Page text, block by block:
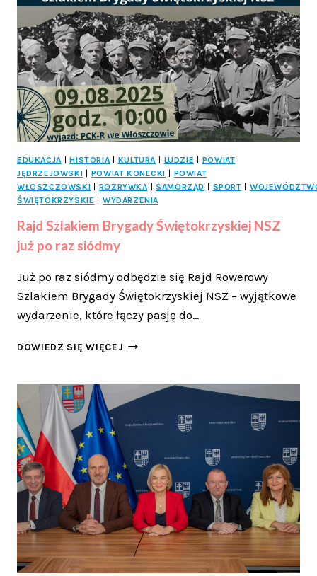
EDUKACJA HISTORIA KULTURA LUDZIE
POWIAT
JĘDRZEJOWSKI
POWIAT KONECKI
POWIAT
WŁOSZCZOWSKI
ROZRYWKA SAMORZĄD SPORT
ŚWIĘTOKRZYSKIE
WYDARZENIA
Rajd Szlakiem Brygady Świętokrzyskiej NSZ
już po raz siódmy
Już po raz siódmy odbędzie się Rajd Rowerowy
Szlakiem Brygady Świętokrzyskiej NSZ – wyjątkowe
wydarzenie, które łączy pasję do…
DOWIEDZ SIĘ WIĘCEJ RAJD
ŚWIĘTOKRZYSKIEJ
NSZ
SIÓDMY